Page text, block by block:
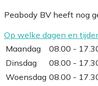
Peabody BV heeft nog
Op welke dagen en
Maandag
08.00 -
Dinsdag
08.00 -
Woensdag 08.00 -